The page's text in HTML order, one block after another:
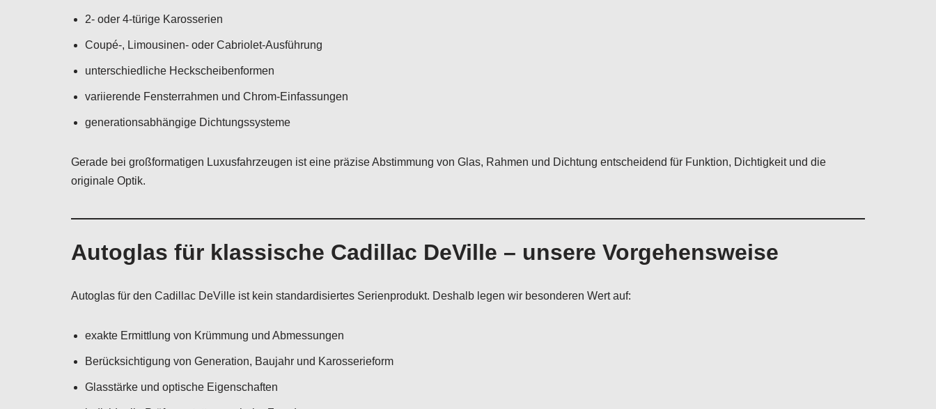
2- oder 4-türige Karosserien
Coupé-, Limousinen- oder Cabriolet-Ausführung
unterschiedliche Heckscheibenformen
variierende Fensterrahmen und Chrom-Einfassungen
generationsabhängige Dichtungssysteme
Gerade bei großformatigen Luxusfahrzeugen ist eine präzise Abstimmung von Glas, Rahmen und Dichtung entscheidend für Funktion, Dichtigkeit und die
originale Optik.
Autoglas für klassische Cadillac DeVille – unsere Vorgehensweise
Autoglas für den Cadillac DeVille ist kein standardisiertes Serienprodukt. Deshalb legen wir besonderen Wert auf:
exakte Ermittlung von Krümmung und Abmessungen
Berücksichtigung von Generation, Baujahr und Karosserieform
Glasstärke und optische Eigenschaften